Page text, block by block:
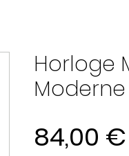
Horloge
84,00 €